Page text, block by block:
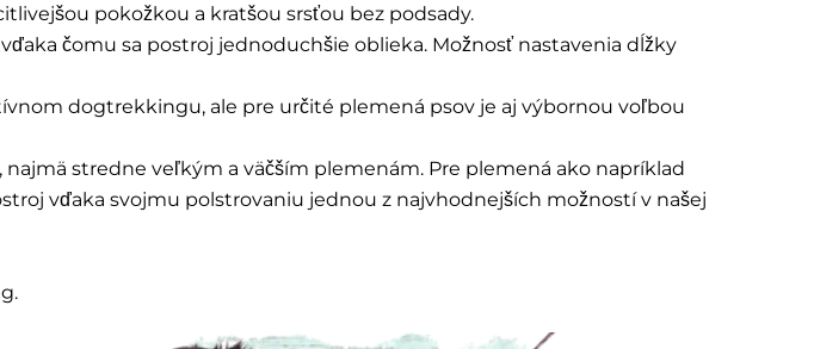
pokožkou a kratšou srsťou bez podsady.
čomu sa postroj jednoduchšie oblieka. Možnosť nastavenia dĺžky
dogtrekkingu, ale pre určité plemená psov je aj výbornou voľbou
stredne veľkým a väčším plemenám. Pre plemená ako napríklad
vďaka svojmu polstrovaniu jednou z najvhodnejších možností v našej